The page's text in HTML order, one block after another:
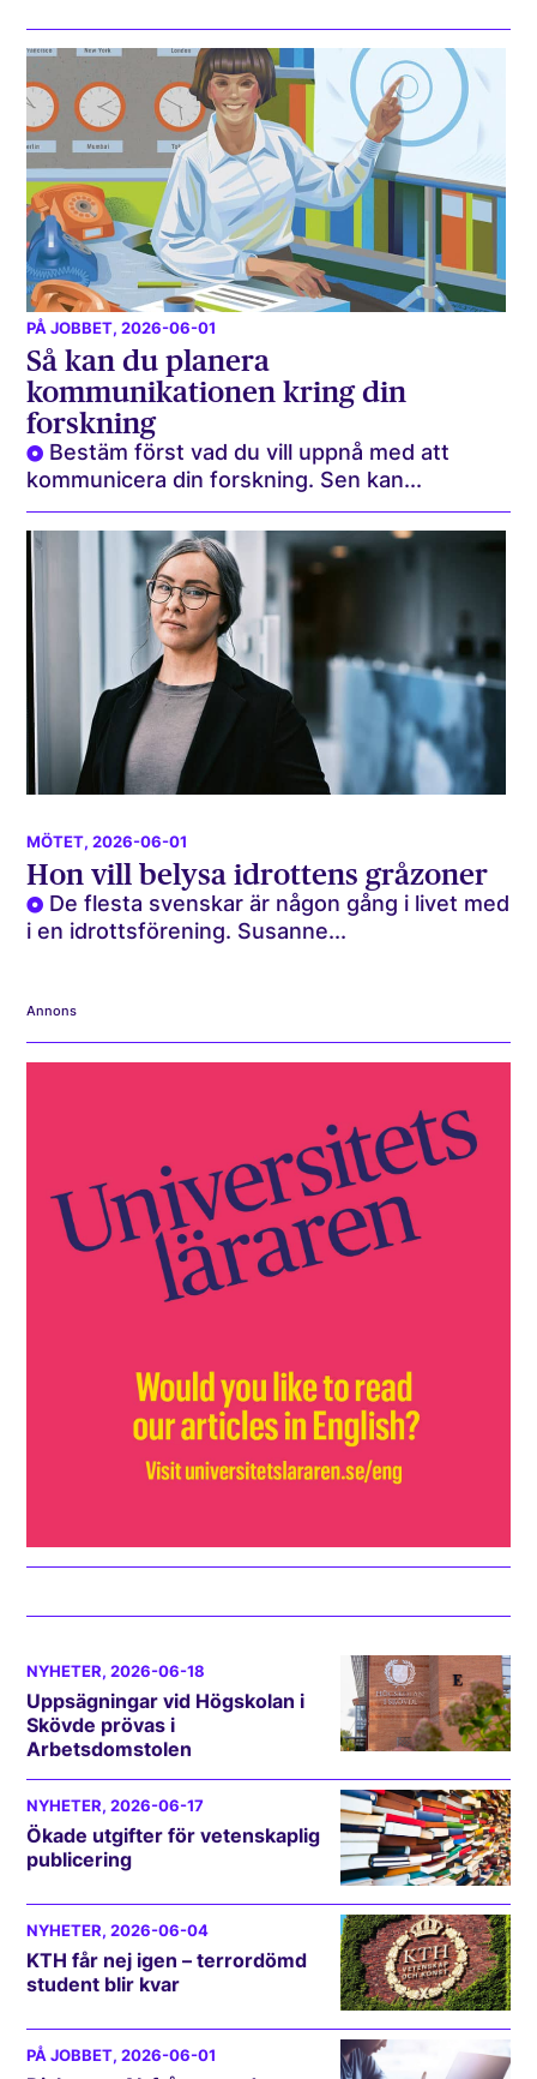
PÅ JOBBET, 2026-06-01
Så kan du planera
kommunikationen kring din
forskning
Bestäm först vad du vill uppnå med att
kommunicera din forskning. Sen kan...
MÖTET, 2026-06-01
Hon vill belysa idrottens gråzoner
De flesta svenskar är någon gång i livet med
i en idrottsförening. Susanne...
Annons
NYHETER, 2026-06-18
Uppsägningar vid Högskolan i
Skövde prövas i
Arbetsdomstolen
NYHETER, 2026-06-17
Ökade utgifter för vetenskaplig
publicering
NYHETER, 2026-06-04
KTH får nej igen – terrordömd
student blir kvar
PÅ JOBBET, 2026-06-01